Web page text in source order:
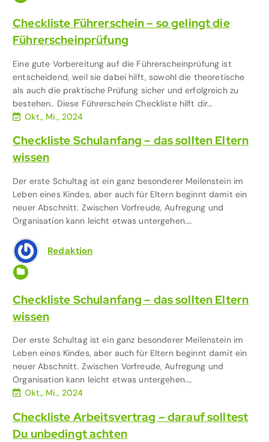
Checkliste Führerschein – so gelingt die
Führerscheinprüfung
Eine gute Vorbereitung auf die Führerscheinprüfung ist
entscheidend, weil sie dabei hilft, sowohl die theoretische
als auch die praktische Prüfung sicher und erfolgreich zu
bestehen.. Diese Führerschein Checkliste hilft dir…
Okt., Mi., 2024
Checkliste Schulanfang – das sollten Eltern
wissen
Der erste Schultag ist ein ganz besonderer Meilenstein im
Leben eines Kindes, aber auch für Eltern beginnt damit ein
neuer Abschnitt. Zwischen Vorfreude, Aufregung und
Organisation kann leicht etwas untergehen.…
Redaktion
Checkliste Schulanfang – das sollten Eltern
wissen
Der erste Schultag ist ein ganz besonderer Meilenstein im
Leben eines Kindes, aber auch für Eltern beginnt damit ein
neuer Abschnitt. Zwischen Vorfreude, Aufregung und
Organisation kann leicht etwas untergehen.…
Okt., Mi., 2024
Checkliste Arbeitsvertrag – darauf solltest
Du unbedingt achten